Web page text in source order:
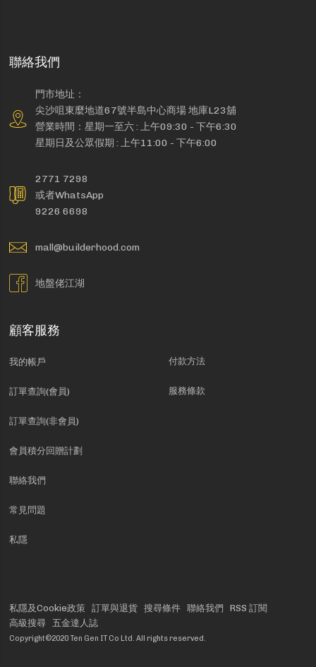
聯絡我們
門市地址：
尖沙咀東麼地道67號半島中心商場 地庫L23舖
營業時間：星期一至六 : 上午09:30 - 下午6:30
星期日及公眾假期 : 上午11:00 - 下午6:00
2771 7298
或者WhatsApp
9226 6698
mall@builderhood.com
地盤佬江湖
顧客服務
我的帳戶
訂單查詢(會員)
訂單查詢(非會員)
會員積分回贈計劃
聯絡我們
常見問題
私隱
付款方法
服務條款
私隱及Cookie政策 訂單與退貨 搜尋條件 聯絡我們
RSS 訂閱
高級搜尋
五金達人誌
Copyright©2020 Ten Gen IT Co Ltd. All rights reserved.